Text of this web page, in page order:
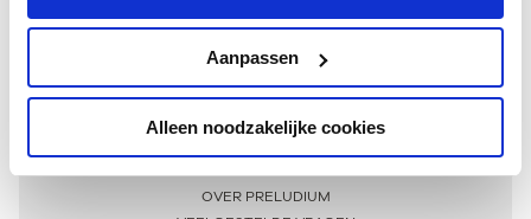
Aanpassen
Alleen noodzakelijke cookies
Meer informatie
OVER PRELUDIUM